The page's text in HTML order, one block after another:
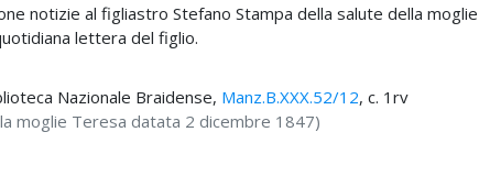
notizie al figliastro Stefano Stampa della salute della
lettera del figlio.
Nazionale Braidense, Manz.B.XXX.52/12, c. 1rv
moglie Teresa datata 2 dicembre 1847)